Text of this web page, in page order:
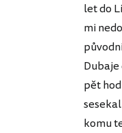
let do
mi
pět
komu